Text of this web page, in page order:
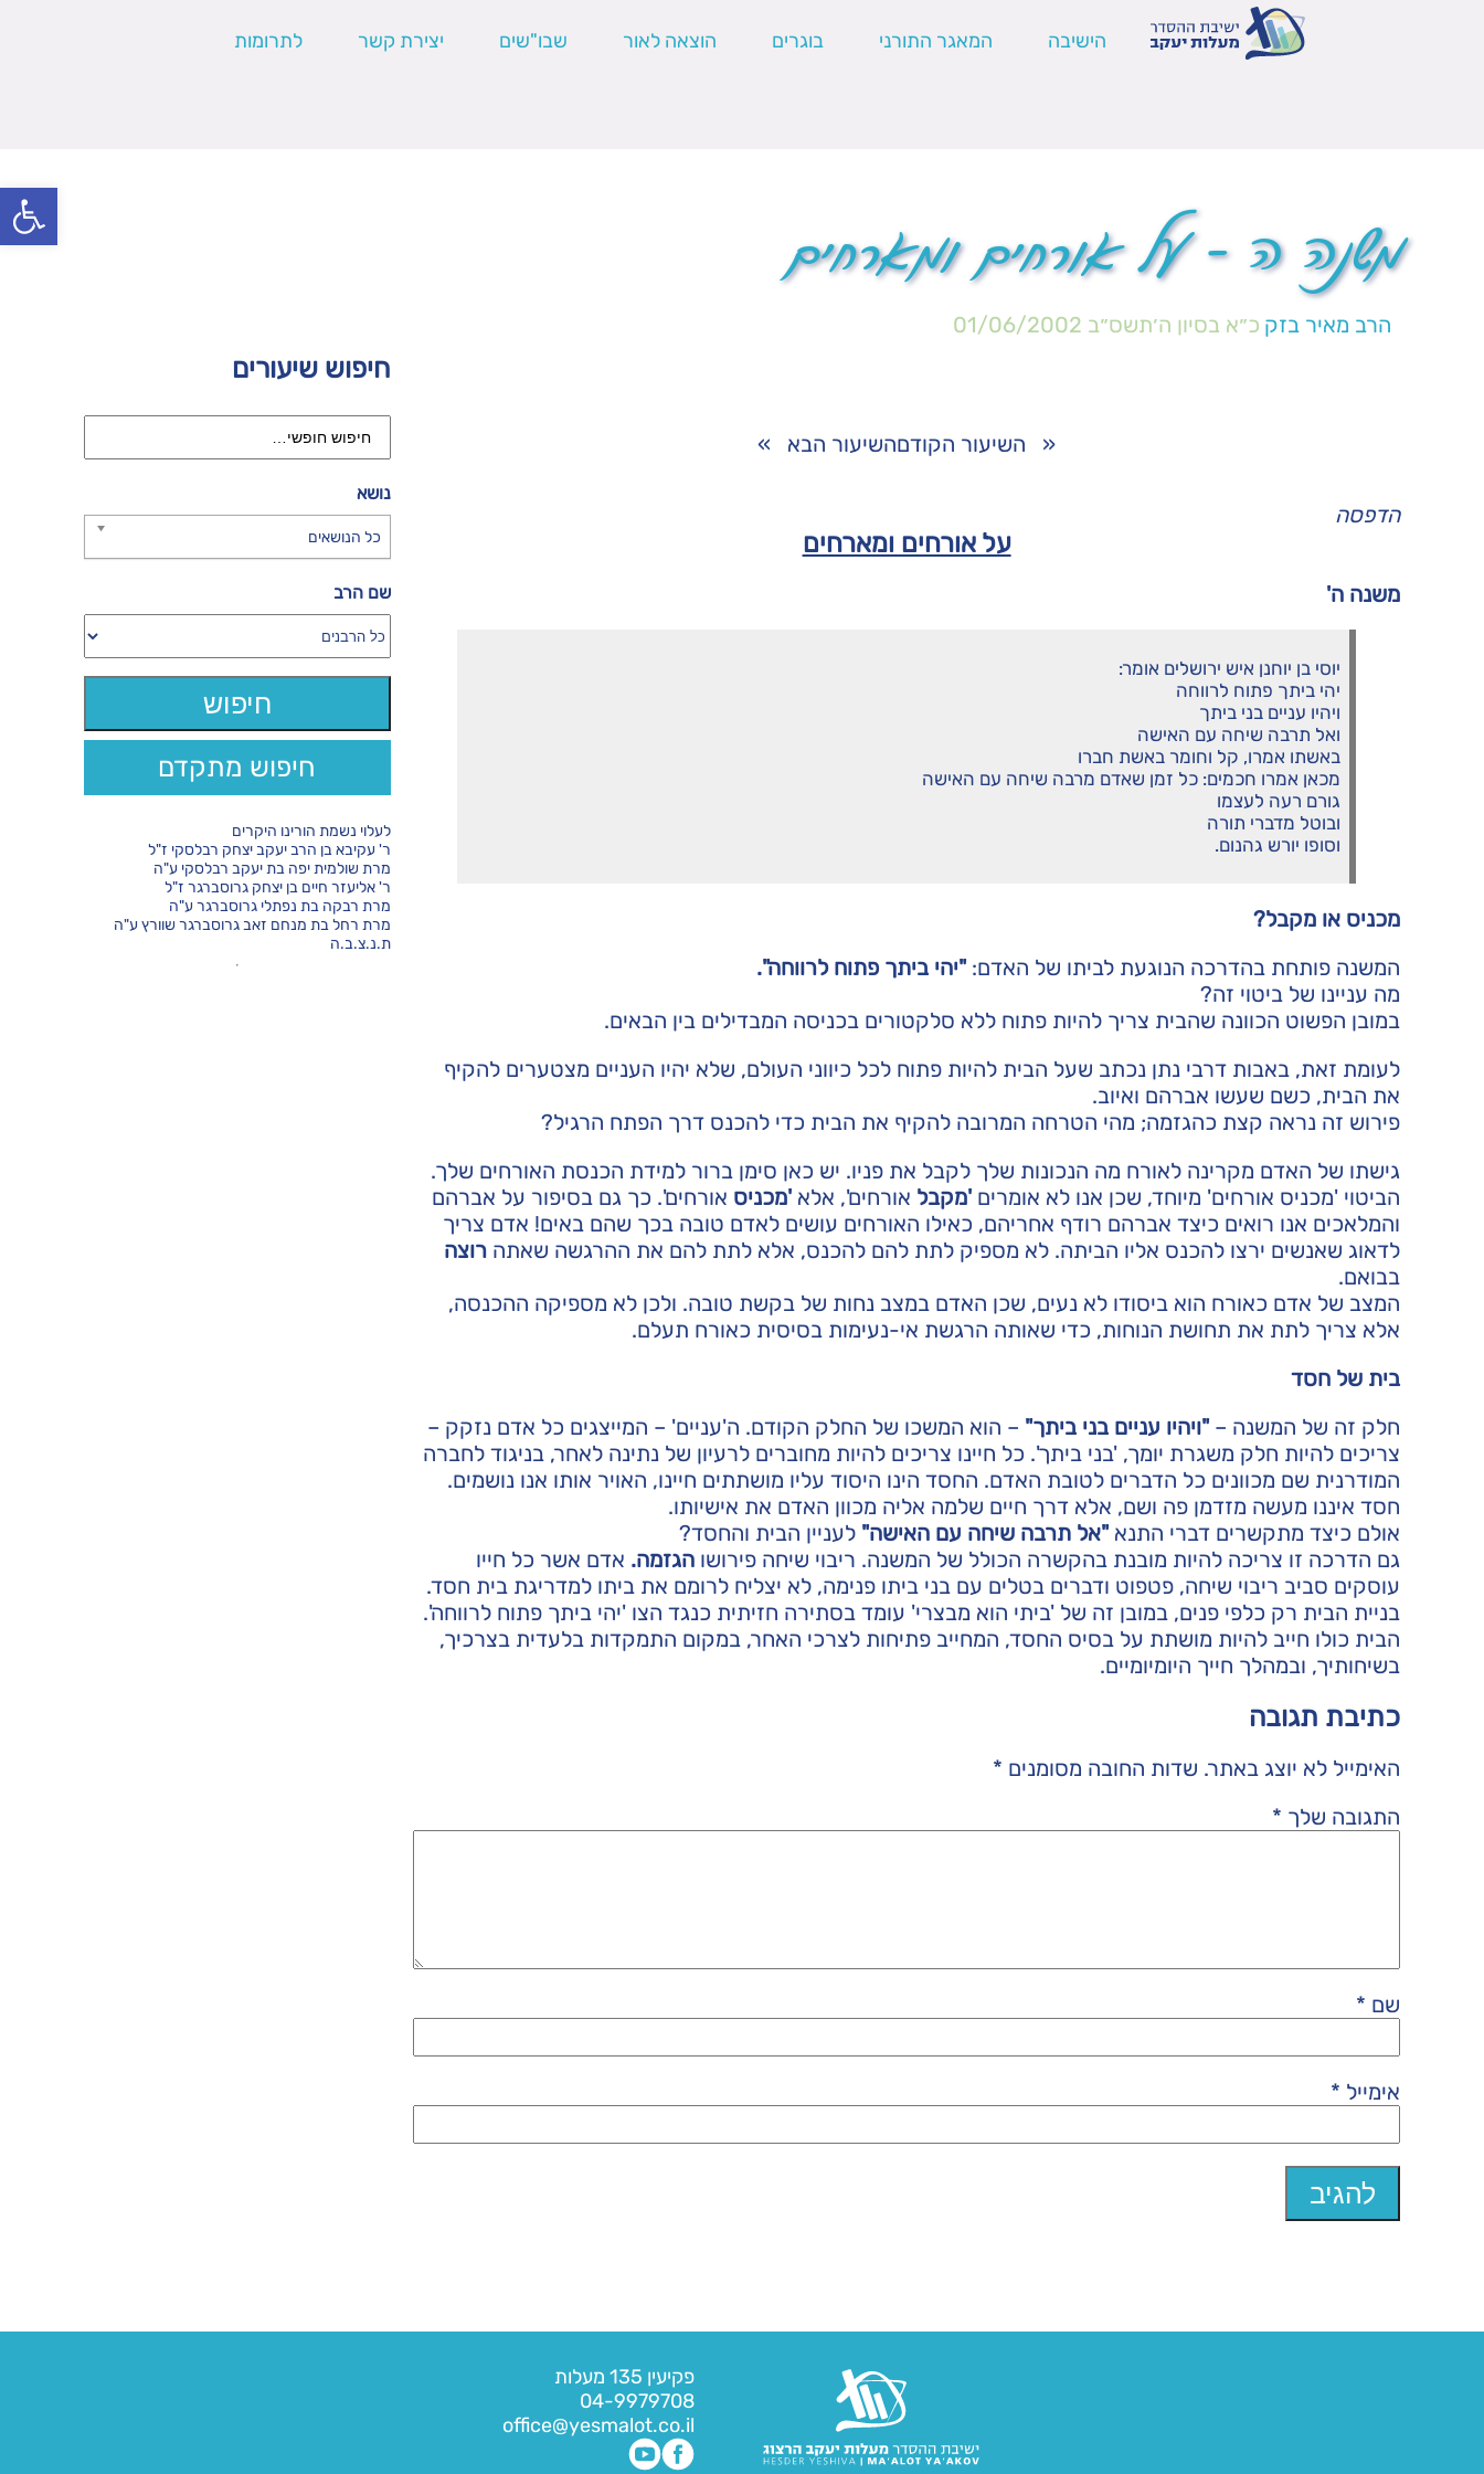
פתח
הישיבה המאגר התורני בוגרים הוצאה לאור שבו"שים יצירת קשר לתרומות
משנה ה – על אורחים ומארחים
הרב מאיר בזק כ״א בסיון ה׳תשס״ב 01/06/2002
« השיעור הקודםהשיעור הבא »
הדפסה
על אורחים ומארחים
משנה ה'
יוסי בן יוחנן איש ירושלים אומר:
יהי ביתך פתוח לרווחה
ויהיו עניים בני ביתך
ואל תרבה שיחה עם האישה
באשתו אמרו, קל וחומר באשת חברו
מכאן אמרו חכמים: כל זמן שאדם מרבה שיחה עם האישה
גורם רעה לעצמו
ובוטל מדברי תורה
וסופו יורש גהנום.
מכניס או מקבל?
המשנה פותחת בהדרכה הנוגעת לביתו של האדם:"יהי ביתך פתוח לרווחה".
מה עניינו של ביטוי זה?
במובן הפשוט הכוונה שהבית צריך להיות פתוח ללא סלקטורים בכניסה המבדילים בין הבאים.
לעומת זאת, באבות דרבי נתן נכתב שעל הבית להיות פתוח לכל כיווני העולם, שלא יהיו העניים מצטערים להקיף
את הבית, כשם שעשו אברהם ואיוב.
פירוש זה נראה קצת כהגזמה; מהי הטרחה המרובה להקיף את הבית כדי להכנס דרך הפתח הרגיל?
גישתו של האדם מקרינה לאורח מה הנכונות שלך לקבל את פניו. יש כאן סימן ברור למידת הכנסת האורחים שלך.
הביטוי 'מכניס אורחים' מיוחד, שכן אנו לא אומרים 'מקבל אורחים', אלא 'מכניס אורחים'. כך גם בסיפור על אברהם
והמלאכים אנו רואים כיצד אברהם רודף אחריהם, כאילו האורחים עושים לאדם טובה בכך שהם באים! אדם צריך
לדאוג שאנשים ירצו להכנס אליו הביתה. לא מספיק לתת להם להכנס, אלא לתת להם את ההרגשה שאתה רוצה
בבואם.
המצב של אדם כאורח הוא ביסודו לא נעים, שכן האדם במצב נחות של בקשת טובה. ולכן לא מספיקה ההכנסה,
אלא צריך לתת את תחושת הנוחות, כדי שאותה הרגשת אי-נעימות בסיסית כאורח תעלם.
בית של חסד
חלק זה של המשנה –"ויהיו עניים בני ביתך" – הוא המשכו של החלק הקודם. ה'עניים' – המייצגים כל אדם נזקק –
צריכים להיות חלק משגרת יומך, 'בני ביתך'. כל חיינו צריכים להיות מחוברים לרעיון של נתינה לאחר, בניגוד לחברה
המודרנית שם מכוונים כל הדברים לטובת האדם. החסד הינו היסוד עליו מושתתים חיינו, האויר אותו אנו נושמים.
חסד איננו מעשה מזדמן פה ושם, אלא דרך חיים שלמה אליה מכוון האדם את אישיותו.
אולם כיצד מתקשרים דברי התנא"אל תרבה שיחה עם האישה" לעניין הבית והחסד?
גם הדרכה זו צריכה להיות מובנת בהקשרה הכולל של המשנה. ריבוי שיחה פירושו הגזמה. אדם אשר כל חייו
עוסקים סביב ריבוי שיחה, פטפוט ודברים בטלים עם בני ביתו פנימה, לא יצליח לרומם את ביתו למדריגת בית חסד.
בניית הבית רק כלפי פנים, במובן זה של 'ביתי הוא מבצרי' עומד בסתירה חזיתית כנגד הצו 'יהי ביתך פתוח לרווחה'.
הבית כולו חייב להיות מושתת על בסיס החסד, המחייב פתיחות לצרכי האחר, במקום התמקדות בלעדית בצרכיך,
בשיחותיך, ובמהלך חייך היומיומיים.
כתיבת תגובה
האימייל לא יוצג באתר. שדות החובה מסומנים *
התגובה שלך *
שם *
אימייל *
חיפוש שיעורים
נושא
כל הנושאים
שם הרב
חיפוש מתקדם
לעלוי נשמת הורינו היקרים
ר' עקיבא בן הרב יעקב יצחק רבלסקי ז"ל
מרת שולמית יפה בת יעקב רבלסקי ע"ה
ר' אליעזר חיים בן יצחק גרוסברגר ז"ל
מרת רבקה בת נפתלי גרוסברגר ע"ה
מרת רחל בת מנחם זאב גרוסברגר שוורץ ע"ה
ת.נ.צ.ב.ה
פקיעין 135 מעלות
04-9979708
office@yesmalot.co.il